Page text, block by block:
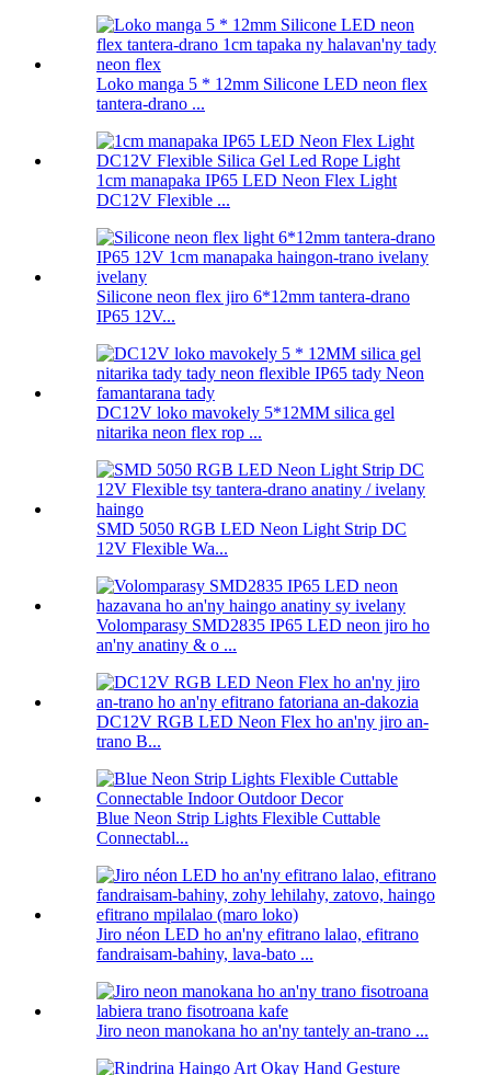
Loko manga 5 * 12mm Silicone LED neon flex
tantera-drano ...
1cm manapaka IP65 LED Neon Flex Light
DC12V Flexible ...
Silicone neon flex jiro 6*12mm tantera-drano
IP65 12V...
DC12V loko mavokely 5*12MM silica gel
nitarika neon flex rop ...
SMD 5050 RGB LED Neon Light Strip DC
12V Flexible Wa...
Volomparasy SMD2835 IP65 LED neon jiro ho
an'ny anatiny & o ...
DC12V RGB LED Neon Flex ho an'ny jiro an-
trano B...
Blue Neon Strip Lights Flexible Cuttable
Connectabl...
Jiro néon LED ho an'ny efitrano lalao, efitrano
fandraisam-bahiny, lava-bato ...
Jiro neon manokana ho an'ny tantely an-trano ...